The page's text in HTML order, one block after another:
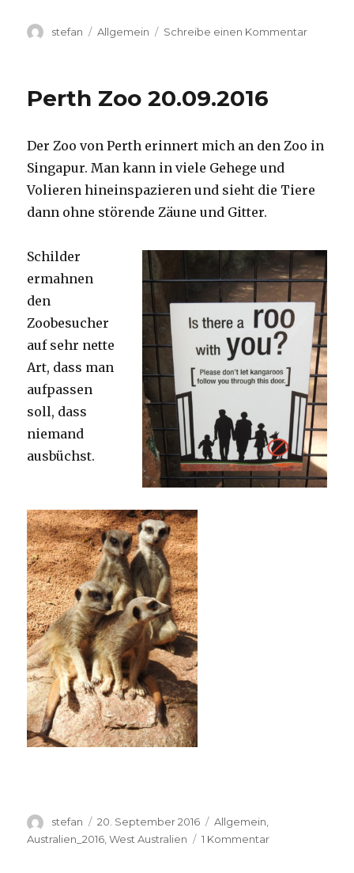
Autor
stefan Kategorien
Allgemein Schreibe einen Kommentarzu
Perth
Perth Zoo 20.09.2016
Der Zoo von Perth erinnert mich an den Zoo in
Singapur. Man kann in viele Gehege und
Volieren hineinspazieren und sieht die Tiere
dann ohne störende Zäune und Gitter.
Schilder
ermahnen
den
Zoobesucher
auf sehr nette
Art, dass man
aufpassen
soll, dass
niemand
ausbüchst.
Autor
stefan
Veröffentlicht
am
20. September 2016 Kategorien
Allgemein,
Australien_2016 ,West Australien 1 Kommentarzu